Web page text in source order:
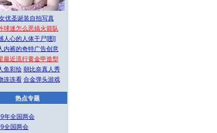
优圣诞装自拍写真
球迷怎么恶搞火箭队
人心的人体干尸[图]
内裤的奇特广告创意
最近流行黄金甲造型
鱼彩绘 朝比奈真人秀
连连看 合金弹头游戏
热点专题
年全国两会
全国两会